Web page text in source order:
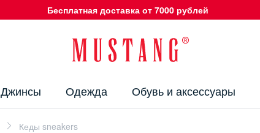
Бесплатная доставка от 7000 рублей
Джинсы Одежда Обувь и аксессуары
Кеды sneakers